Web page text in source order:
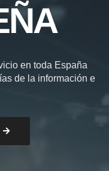
en toda España
de la información e